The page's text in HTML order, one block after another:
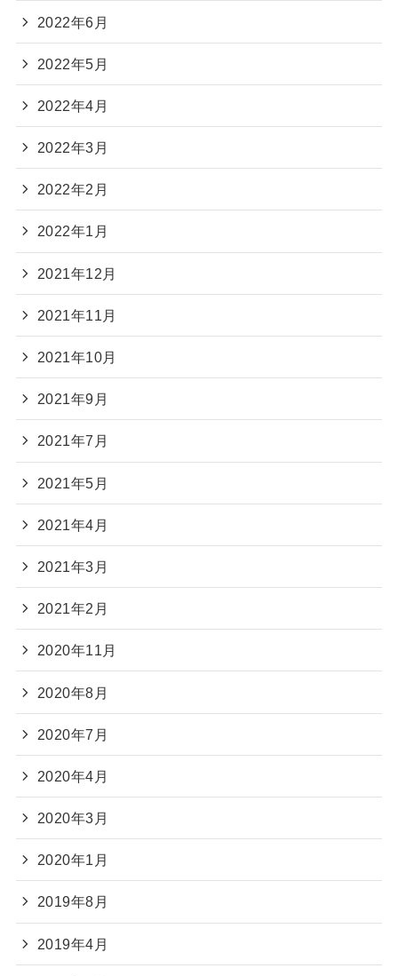
2022年6月
2022年5月
2022年4月
2022年3月
2022年2月
2022年1月
2021年12月
2021年11月
2021年10月
2021年9月
2021年7月
2021年5月
2021年4月
2021年3月
2021年2月
2020年11月
2020年8月
2020年7月
2020年4月
2020年3月
2020年1月
2019年8月
2019年4月